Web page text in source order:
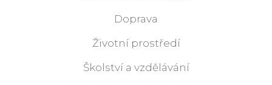
Doprava
Životní prostředí
Školství a vzdělávání